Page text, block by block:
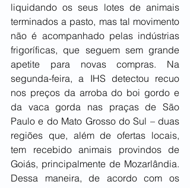
liquidando os seus lotes de animais
terminados a pasto, mas tal movimento
não é acompanhado pelas indústrias
frigoríficas, que seguem sem grande
apetite para novas compras. Na
segunda-feira, a IHS detectou recuo
nos preços da arroba do boi gordo e
da vaca gorda nas praças de São
Paulo e do Mato Grosso do Sul – duas
regiões que, além de ofertas locais,
tem recebido animais provindos de
Goiás, principalmente de Mozarlândia.
Dessa maneira, de acordo com os